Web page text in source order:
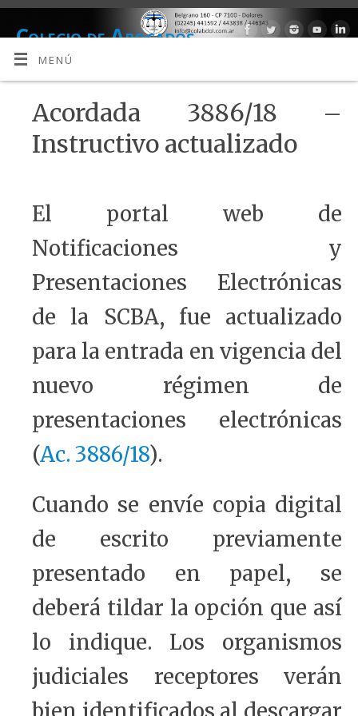
Colegio de Abogados
DEPARTAMENTO JUDICIAL DOLORES
MENÚ
Acordada 3886/18 –
Instructivo actualizado
El portal web de
Notificaciones y
Presentaciones Electrónicas
de la SCBA, fue actualizado
para la entrada en vigencia del
nuevo régimen de
presentaciones electrónicas
(Ac. 3886/18).
Cuando se envíe copia digital
de escrito previamente
presentado en papel, se
deberá tildar la opción que así
lo indique. Los organismos
judiciales receptores verán
bien identificados al descargar